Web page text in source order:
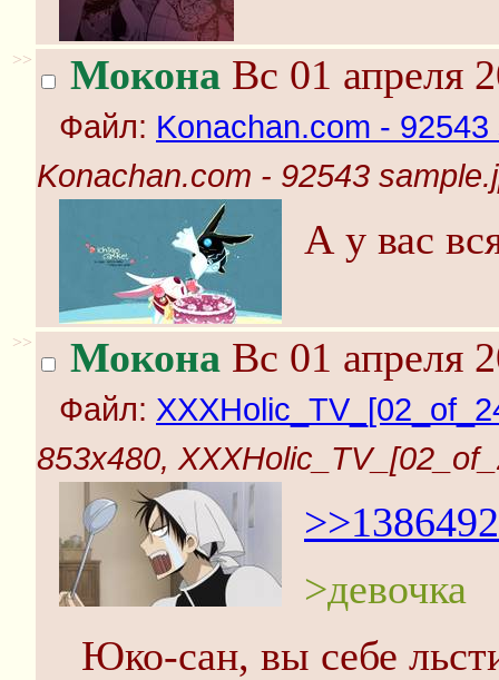
>> Мокона Вс 01 апреля
Файл: Konachan.com -
Konachan.com - 92543
А у вас
>> Мокона Вс 01 апреля
Файл:
853x480,
>>1386492
>девочка
Юко-сан, вы себе